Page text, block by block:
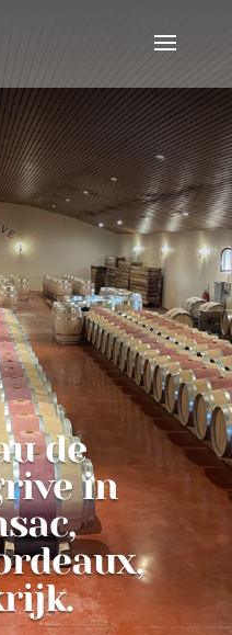
de
in